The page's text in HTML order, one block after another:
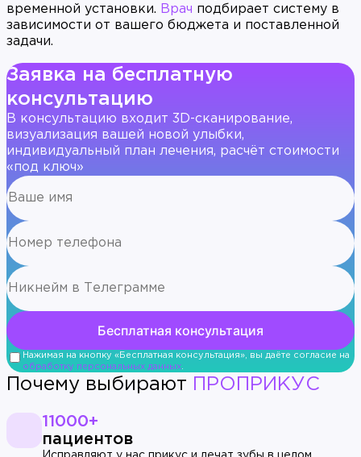
временной установки. Врач подбирает систему в
зависимости от вашего бюджета и поставленной
задачи.
Заявка на бесплатную
консультацию
В консультацию входит 3D-сканирование,
визуализация вашей новой улыбки,
индивидуальный план лечения, расчёт стоимости
«под ключ»
Нажимая на кнопку «Бесплатная консультация», вы даёте согласие на
обработку персональных данных
Почему выбирают ПРОПРИКУС
11000+
пациентов
Исправляют у нас прикус и лечат зубы в целом